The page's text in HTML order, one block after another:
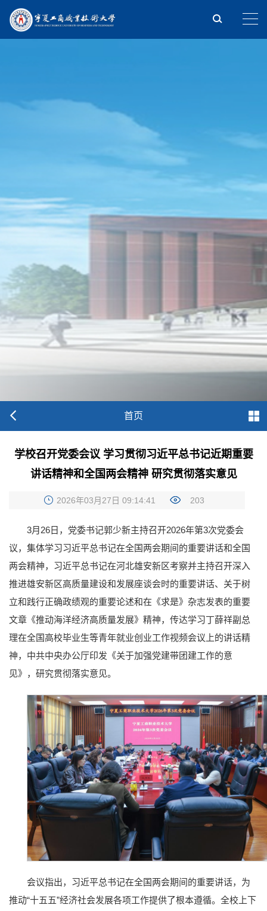
首页
学校召开党委会议 学习贯彻习近平总书记近期重要
讲话精神和全国两会精神 研究贯彻落实意见
2026年03月27日 09:14:41 203
3月26日，党委书记郭少新主持召开2026年第3次党委会
议，集体学习习近平总书记在全国两会期间的重要讲话和全国
两会精神，习近平总书记在河北雄安新区考察并主持召开深入
推进雄安新区高质量建设和发展座谈会时的重要讲话、关于树
立和践行正确政绩观的重要论述和在《求是》杂志发表的重要
文章《推动海洋经济高质量发展》精神，传达学习丁薛祥副总
理在全国高校毕业生等青年就业创业工作视频会议上的讲话精
神，中共中央办公厅印发《关于加强党建带团建工作的意
见》，研究贯彻落实意见。
会议指出，习近平总书记在全国两会期间的重要讲话，为
推动“十五五”经济社会发展各项工作提供了根本遵循。全校上下